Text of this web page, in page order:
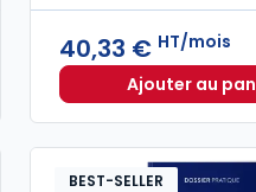
de 291,00 € HT
40,33 € HT/mois
Ajouter au
BEST-SELLER